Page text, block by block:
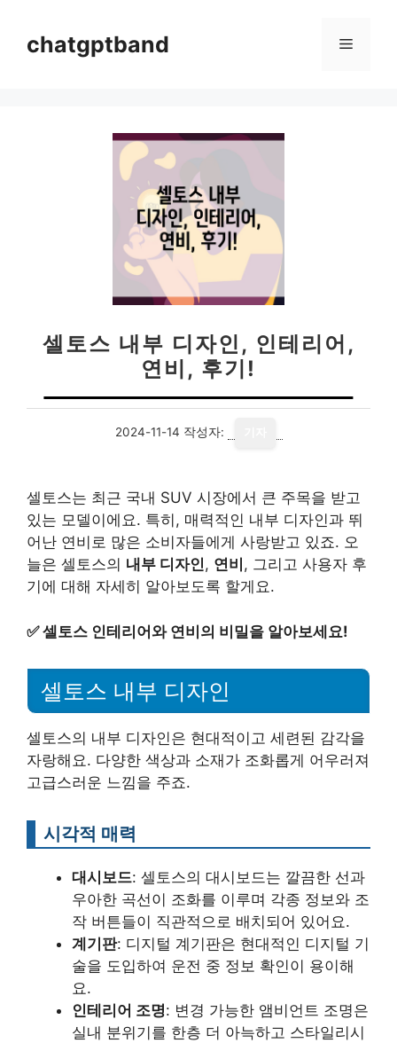
chatgptband 메
셀토스 내부 디자인, 인테리어,
연비, 후기!
2024-11-14 작성자:
셀토스는 최근 국내 SUV 시장에서 큰 주목을 받고
있는 모델이에요. 특히, 매력적인 내부 디자인과 뛰
어난 연비로 많은 소비자들에게 사랑받고 있죠. 오
늘은 셀토스의 내부 디자인, 연비 , 그리고 사용자 후
기에 대해 자세히 알아보도록 할게요.
✅셀토스 인테리어와 연비의 비밀을 알아보세요!
셀토스 내부 디자인
셀토스의 내부 디자인은 현대적이고 세련된 감각을
자랑해요. 다양한 색상과 소재가 조화롭게 어우러져
고급스러운 느낌을 주죠.
시각적 매력
대시보드: 셀토스의 대시보드는 깔끔한 선과
우아한 곡선이 조화를 이루며 각종 정보와 조
작 버튼들이 직관적으로 배치되어 있어요.
계기판: 디지털 계기판은 현대적인 디지털 기
술을 도입하여 운전 중 정보 확인이 용이해
요.
인테리어 조명: 변경 가능한 앰비언트 조명은
실내 분위기를 한층 더 아늑하고 스타일리시